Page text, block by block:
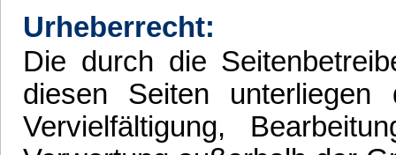
Urheberrecht:
Die durch die
diesen Seiten unterliegen
Vervielfältigung,